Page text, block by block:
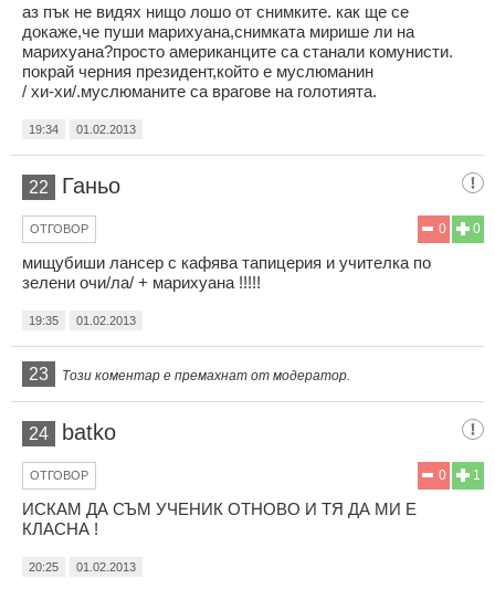
аз пък не видях нищо лошо от снимките. как ще се
докаже,че пуши марихуана,снимката мирише ли на
марихуана?просто американците са станали комунисти.
покрай черния президент,който е муслюманин
/ хи-хи/.муслюманите са врагове на голотията.
19:34 01.02.2013
22 Ганьо
0
0
ОТГОВОР
мищубиши лансер с кафява тапицерия и учителка по
зелени очи/ла/ + марихуана !!!!!
19:35 01.02.2013
23 Този коментар е премахнат от модератор.
24 batko
1
0
ОТГОВОР
ИСКАМ ДА СЪМ УЧЕНИК ОТНОВО И ТЯ ДА МИ Е
КЛАСНА !
20:25 01.02.2013